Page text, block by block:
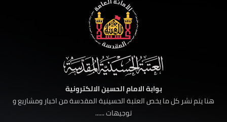
بوابة الامام الحسين الالكترونية
هنا يتم نشر كل ما يخص العتبة الحسينية المقدسة من اخبار ومشاريع و
توجيهات ......